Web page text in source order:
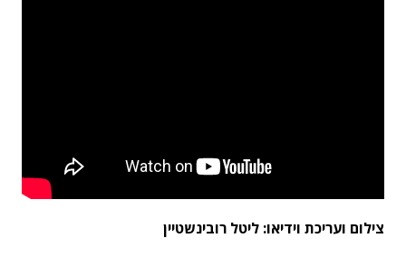
צילום ועריכת וידיאו: ליטל רובינשטיין